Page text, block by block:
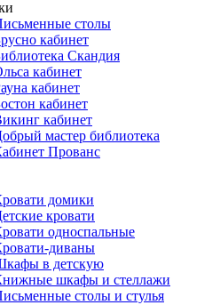
столы
кабинет
Скандия
кабинет
кабинет
кабинет
кабинет
мастер библиотека
Прованс
домики
кровати
односпальные
диваны
в детскую
шкафы и стеллажи
столы и стулья